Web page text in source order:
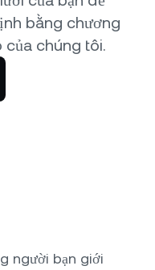
0,03%
bằng chương
của chúng tôi.
người bạn giới